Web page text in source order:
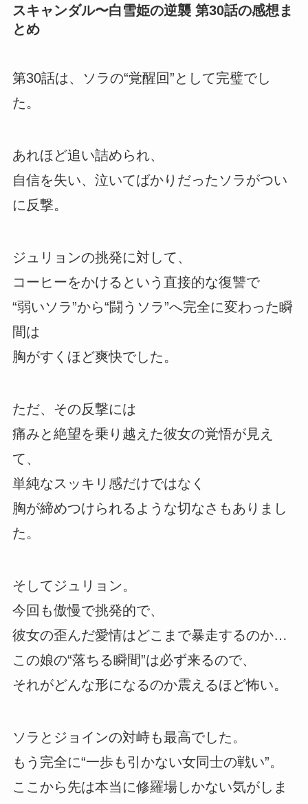
スキャンダル〜白雪姫の逆襲 第30話の感想ま
とめ
第30話は、ソラの“覚醒回”として完璧でし
た。
あれほど追い詰められ、
自信を失い、泣いてばかりだったソラがつい
に反撃。
ジュリョンの挑発に対して、
コーヒーをかけるという直接的な復讐で
“弱いソラ”から“闘うソラ”へ完全に変わった瞬
間は
胸がすくほど爽快でした。
ただ、その反撃には
痛みと絶望を乗り越えた彼女の覚悟が見え
て、
単純なスッキリ感だけではなく
胸が締めつけられるような切なさもありまし
た。
そしてジュリョン。
今回も傲慢で挑発的で、
彼女の歪んだ愛情はどこまで暴走するのか…
この娘の“落ちる瞬間”は必ず来るので、
それがどんな形になるのか震えるほど怖い。
ソラとジョインの対峙も最高でした。
もう完全に“一歩も引かない女同士の戦い”。
ここから先は本当に修羅場しかない気がしま